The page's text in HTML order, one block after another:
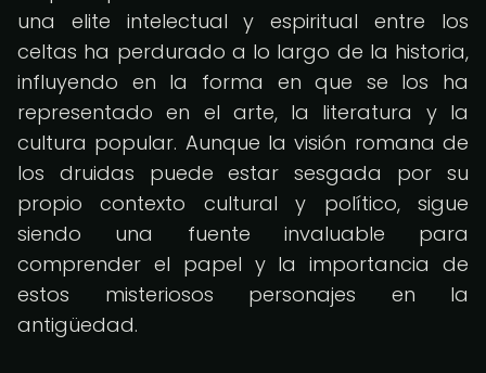
una elite intelectual y espiritual entre los
celtas ha perdurado a lo largo de la historia,
influyendo en la forma en que se los ha
representado en el arte, la literatura y la
cultura popular. Aunque la visión romana de
los druidas puede estar sesgada por su
propio contexto cultural y político, sigue
siendo una fuente invaluable para
comprender el papel y la importancia de
estos misteriosos personajes en la
antigüedad.